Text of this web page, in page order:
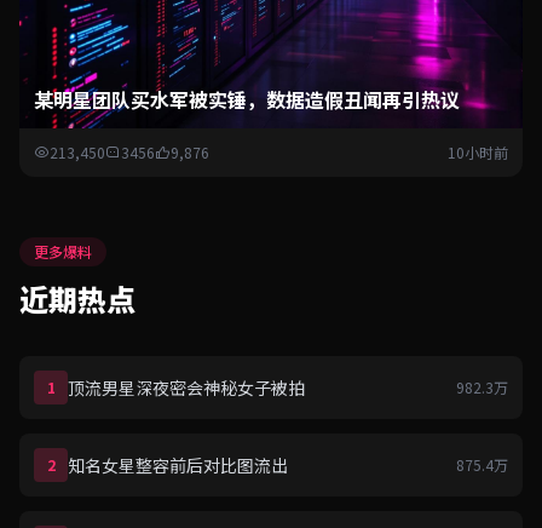
某明星团队买水军被实锤，数据造假丑闻再引热议
213,450 3456 9,876 10小时前
更多爆料
近期热点
1 顶流男星深夜密会神秘女子被拍 982.3万
2 知名女星整容前后对比图流出 875.4万